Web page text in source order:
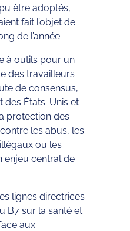
être adoptés,
fait l’objet de
de l’année.
à outils pour un
des travailleurs
de consensus,
des États-Unis et
protection des
les abus, les
ou les
enjeu central de
lignes directrices
B7 sur la santé et
aux